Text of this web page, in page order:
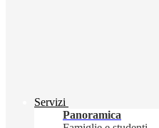
Servizi
Panoramica